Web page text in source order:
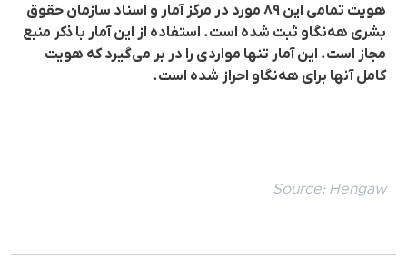
هویت تمامی این ۸۹ مورد در مرکز آمار و اسناد سازمان حقوق
بشری هه‌نگاو ثبت شده است. استفاده از این آمار با ذکر منبع
مجاز است. این آمار تنها مواردی را در بر می‌گیرد که هویت
کامل آنها برای هه‌نگاو احراز شده است.
Source: Hengaw